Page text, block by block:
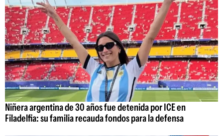
Niñera argentina de 30 años fue detenida por ICE en
Filadelfia: su familia recauda fondos para la defensa